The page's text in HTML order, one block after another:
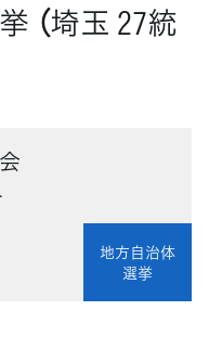
（埼玉 27統
地方自治体
選挙